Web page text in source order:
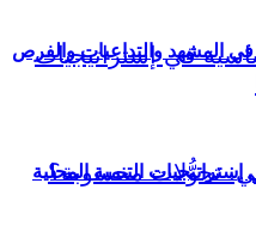
في المشهد والتداعيات والفرص
التنمية المحلية